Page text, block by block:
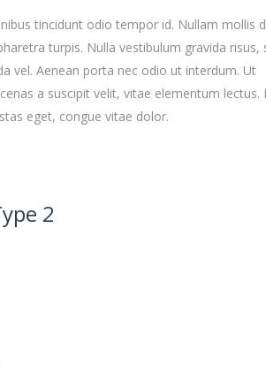
tincidunt odio tempor id. Nullam mollis
turpis. Nulla vestibulum gravida risus,
vel. Aenean porta nec odio ut interdum. Ut
a suscipit velit, vitae elementum lectus.
eget, congue vitae dolor.
2